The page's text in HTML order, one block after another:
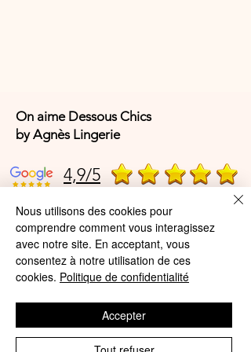
On aime Dessous Chics
by Agnès Lingerie
4,9/5
4,9/5
Offres et Services
A propos de nous
Protection des données
Nous utilisons des cookies pour
comprendre comment vous interagissez
avec notre site. En acceptant, vous
consentez à notre utilisation de ces
cookies. Politique de confidentialité
Accepter